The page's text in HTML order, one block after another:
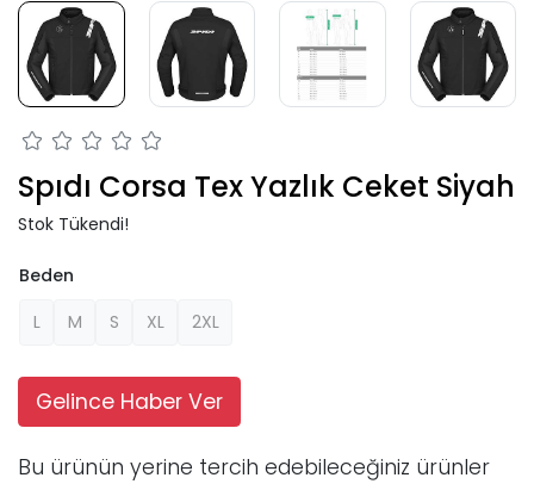
Spıdı Corsa Tex Yazlık Ceket Siyah
Stok Tükendi!
Beden
L
M S XL 2XL
Gelince Haber Ver
Bu ürünün yerine tercih edebileceğiniz ürünler